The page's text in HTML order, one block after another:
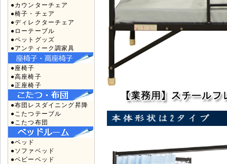
●カウンターチェア
●椅子・チェア
●ディレクターチェア
●ローテーブル
●ペットグッズ
●アンティーク調家具
●座椅子
●高座椅子
●正座椅子
●布団レスダイニング昇降
●こたつテーブル
●こたつ布団
●ベッド
●ソファベッド
●ベビーベッド